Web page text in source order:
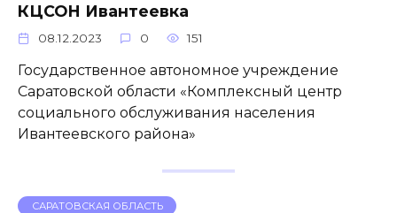
КЦСОН Ивантеевка
08.12.2023 0 151
Государственное автономное учреждение
Саратовской области «Комплексный центр
социального обслуживания населения
Ивантеевского района»
САРАТОВСКАЯ ОБЛАСТЬ